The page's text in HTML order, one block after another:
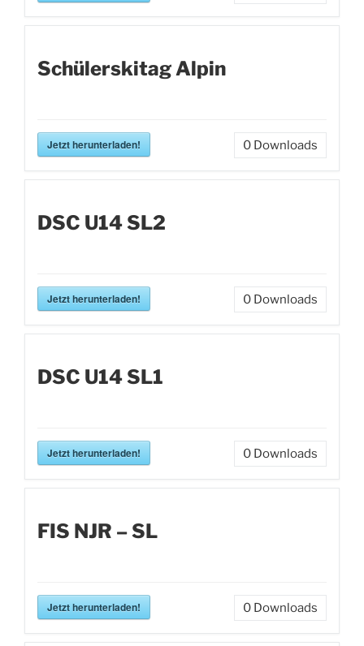
Schülerskitag Alpin
Jetzt herunterladen! 0 Downloads
DSC U14 SL2
Jetzt herunterladen! 0 Downloads
DSC U14 SL1
Jetzt herunterladen! 0 Downloads
FIS NJR – SL
Jetzt herunterladen! 0 Downloads